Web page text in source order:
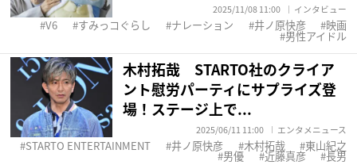
2025/11/08 11:00 インタビュー
V6 すみっコぐらし ナレーション 井ノ原快彦 映画
男性アイドル
木村拓哉 STARTO社のクライア
ント慰労パーティにサプライズ登
場！ステージ上で...
2025/06/11 11:00 エンタメニュース
STARTO ENTERTAINMENT 井ノ原快彦 木村拓哉 東山紀之
男優 近藤真彦 長男